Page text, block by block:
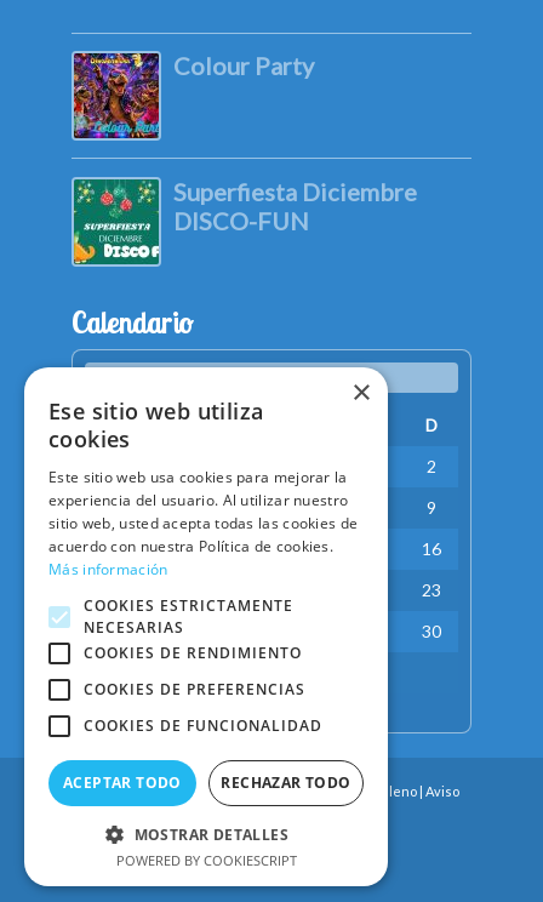
Colour Party
Superfiesta Diciembre
DISCO-FUN
Calendario
agosto 2026
L M X
D
2
3
4 5 6 7
9
10
11 12 13 14
16
23
24
25
30
©DinoAventura -2026- web desarrollada por Delleno| Aviso
×
Ese sitio web utiliza
cookies
Este sitio web usa cookies para mejorar la
experiencia del usuario. Al utilizar nuestro
sitio web, usted acepta todas las cookies de
acuerdo con nuestra Política de cookies.
Más información
COOKIES ESTRICTAMENTE
NECESARIAS
COOKIES DE RENDIMIENTO
COOKIES DE PREFERENCIAS
COOKIES DE FUNCIONALIDAD
ACEPTAR TODO RECHAZAR TODO
MOSTRAR DETALLES
POWERED BY COOKIESCRIPT